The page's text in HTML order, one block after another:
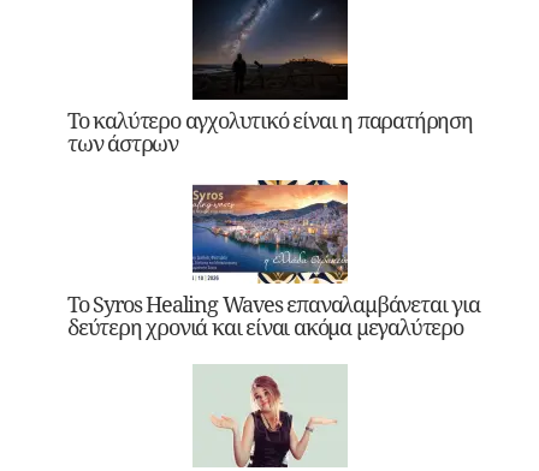
Το καλύτερο αγχολυτικό είναι η παρατήρηση
των άστρων
Το Syros Healing Waves επαναλαμβάνεται για
δεύτερη χρονιά και είναι ακόμα μεγαλύτερο